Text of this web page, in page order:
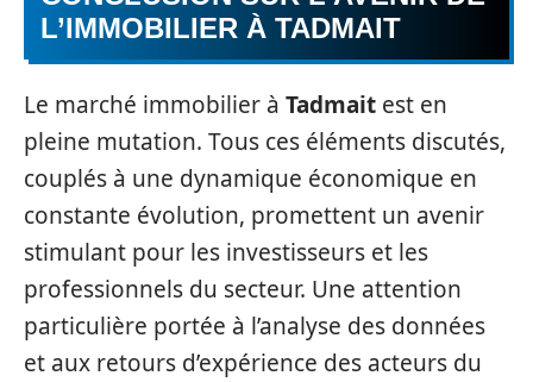
L’IMMOBILIER À TADMAIT
Le marché immobilier à Tadmait est en
pleine mutation. Tous ces éléments discutés,
couplés à une dynamique économique en
constante évolution, promettent un avenir
stimulant pour les investisseurs et les
professionnels du secteur. Une attention
particulière portée à l’analyse des données
et aux retours d’expérience des acteurs du